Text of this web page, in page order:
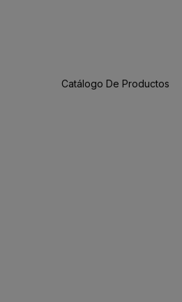
Catálogo De Productos